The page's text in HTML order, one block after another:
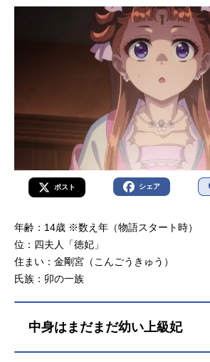
西克幸玉葉妃：種
川由依里樹妃：木
美咲子翠：瀬戸麻
凛：原由実羅半：
見梨加ナレーショ
ッフ原作：日向夏(
ジカインフォス刊)
案：しのとうこ総
成：長沼範裕監督
督：中川航脚本
ン：...
ポスト シェア
年齢：14歳 ※数え年（物語スタート時）
位：四夫人「徳妃」
住まい：金剛宮（こんごうきゅう）
氏族：卯の一族
中身はまだまだ幼い上級妃